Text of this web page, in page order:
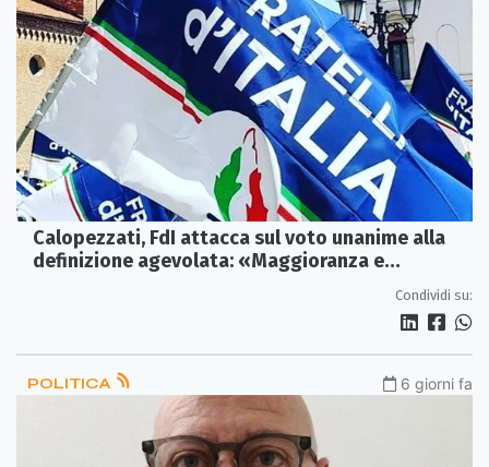
Calopezzati, FdI attacca sul voto unanime alla
definizione agevolata: «Maggioranza e
Condividi su:
POLITICA 6 giorni fa